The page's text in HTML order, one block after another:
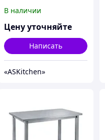
полки ASKitchen ASKO-
17/7
В наличии
Цену уточняйте
Написать
«ASKitсhen»